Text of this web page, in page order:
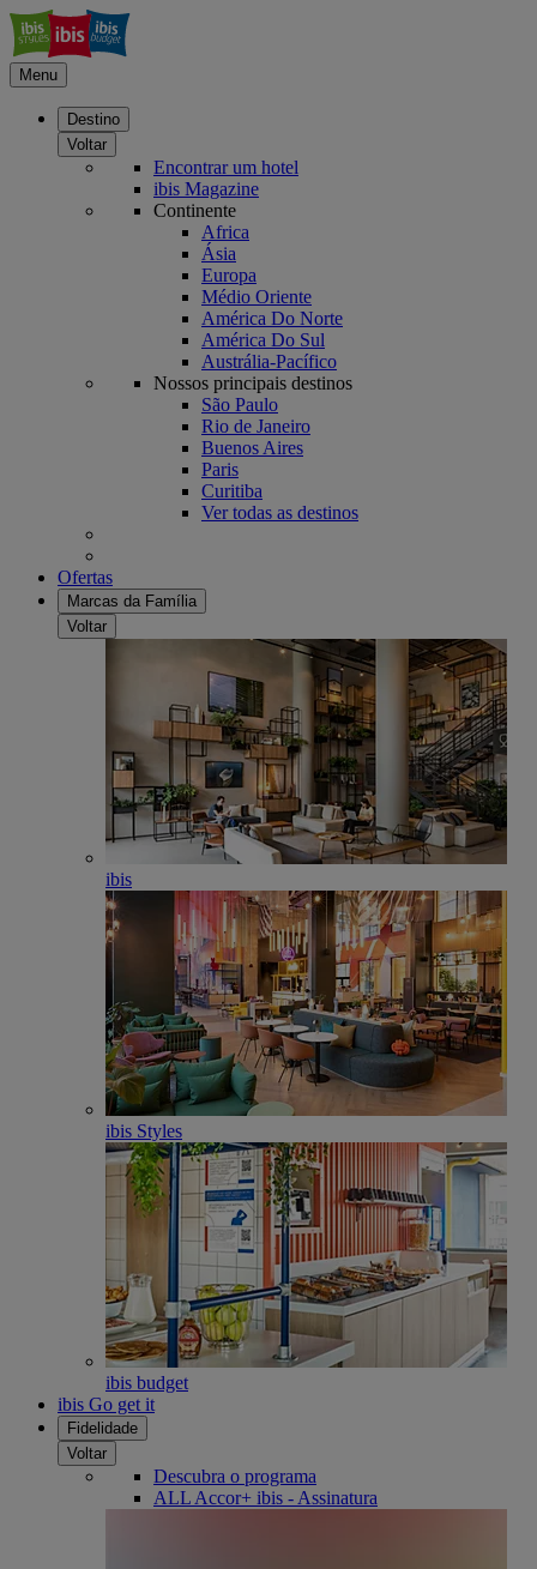
Menu
Destino
Voltar
Encontrar um hotel
ibis Magazine
Continente
Africa
Ásia
Europa
Médio Oriente
América Do Norte
América Do Sul
Austrália-Pacífico
Nossos principais destinos
São Paulo
Rio de Janeiro
Buenos Aires
Paris
Curitiba
Ver todas as destinos
Ofertas
Marcas da Família
Voltar
ibis
ibis Styles
ibis budget
ibis Go get it
Fidelidade
Voltar
Descubra o programa
ALL Accor+ ibis - Assinatura